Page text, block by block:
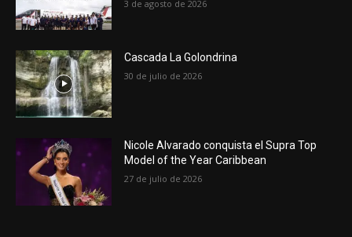
3 de agosto de 2026
Cascada La Golondrina
30 de julio de 2026
Nicole Alvarado conquista el Supra Top
Model of the Year Caribbean
27 de julio de 2026